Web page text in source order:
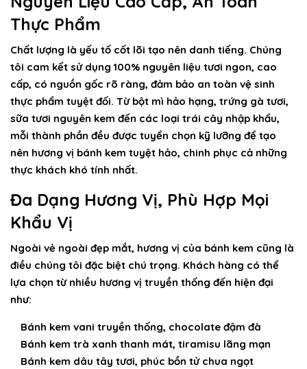
Thực Phẩm
Chất lượng là yếu tố cốt lõi tạo nên danh tiếng. Chúng
tôi cam kết sử dụng 100% nguyên liệu tươi ngon, cao
cấp, có nguồn gốc rõ ràng, đảm bảo an toàn vệ sinh
thực phẩm tuyệt đối. Từ bột mì hảo hạng, trứng gà tươi,
sữa tươi nguyên kem đến các loại trái cây nhập khẩu,
mỗi thành phần đều được tuyển chọn kỹ lưỡng để tạo
nên hương vị bánh kem tuyệt hảo, chinh phục cả những
thực khách khó tính nhất.
Đa Dạng Hương Vị, Phù Hợp Mọi
Khẩu Vị
Ngoài vẻ ngoài đẹp mắt, hương vị của bánh kem cũng là
điều chúng tôi đặc biệt chú trọng. Khách hàng có thể
lựa chọn từ nhiều hương vị truyền thống đến hiện đại
như:
Bánh kem vani truyền thống, chocolate đậm đà
Bánh kem trà xanh thanh mát, tiramisu lãng mạn
Bánh kem dâu tây tươi, phúc bồn tử chua ngọt